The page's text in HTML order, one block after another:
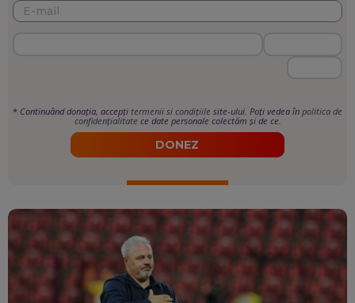
* Continuând donația, accepți termenii si condițiile site-ului. Poți vedea în politica de
confidențialitate ce date personale colectăm și de ce.
DONEZ